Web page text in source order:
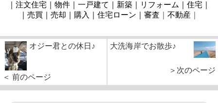
｜注文住宅｜物件｜一戸建て｜新築｜リフォーム｜住宅｜
｜売買｜売却｜購入｜住宅ローン｜審査
不動産
オジー君との休日♪
＜ 前のページ
大洗海岸でお散歩♪
＞次のページ